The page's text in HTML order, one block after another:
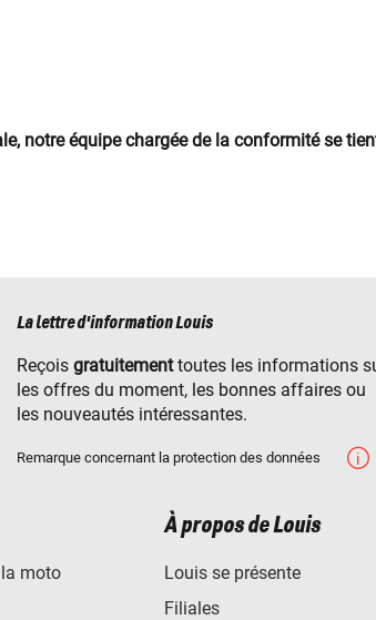
notre équipe chargée de la conformité se
La lettre d'information Louis
Reçois gratuitementtoutes les informations
les offres du moment, les bonnes affaires ou
les nouveautés intéressantes.
Remarque concernant la protection des données
moto
À propos de Louis
Louis se présente
Filiales